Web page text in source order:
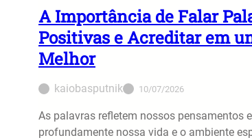
A Importância de Falar
Positivas e Acreditar em
Melhor
kaiobasputnik 10/07/2026
As palavras refletem nossos pensamentos
profundamente nossa vida e o ambiente